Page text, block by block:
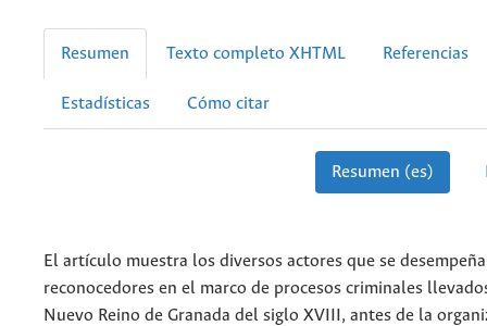
Resumen Texto completo XHTML Referencias
Estadísticas Cómo citar
Resumen (es)
El artículo muestra los diversos actores que se
reconocedores en el marco de procesos criminales
Nuevo Reino de Granada del siglo XVIII, antes de la